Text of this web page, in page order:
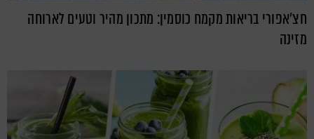
חצ'אפורי בריאות מקמח כוסמין: מתכון מהיר וטעים לארוחה
מזינה